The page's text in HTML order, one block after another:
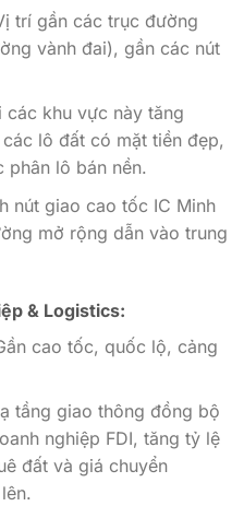
trí gần các trục đường
vành đai), gần các nút
các khu vực này tăng
lô đất có mặt tiền đẹp,
phân lô bán nền.
nút giao cao tốc IC Minh
mở rộng dẫn vào trung
& Logistics:
cao tốc, quốc lộ, cảng
tầng giao thông đồng bộ
nghiệp FDI, tăng tỷ lệ
đất và giá chuyển